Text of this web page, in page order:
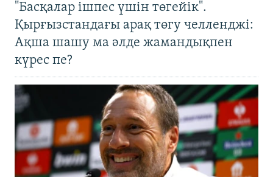
"Басқалар ішпес үшін төгейік".
Қырғызстандағы арақ төгу челленджі:
Ақша шашу ма әлде жамандықпен
күрес пе?